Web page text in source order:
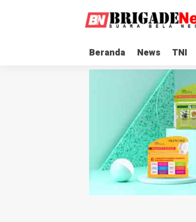
Beranda News TNI